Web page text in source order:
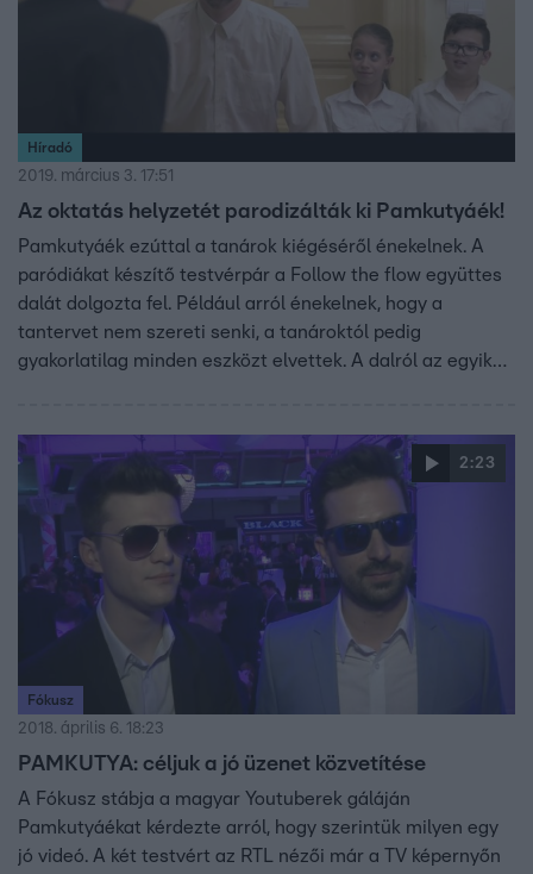
Híradó
2019. március 3. 17:51
Az oktatás helyzetét parodizálták ki Pamkutyáék!
Pamkutyáék ezúttal a tanárok kiégéséről énekelnek. A
paródiákat készítő testvérpár a Follow the flow együttes
dalát dolgozta fel. Például arról énekelnek, hogy a
tantervet nem szereti senki, a tanároktól pedig
gyakorlatilag minden eszközt elvettek. A dalról az egyik
2:23
Fókusz
2018. április 6. 18:23
PAMKUTYA: céljuk a jó üzenet közvetítése
A Fókusz stábja a magyar Youtuberek gáláján
Pamkutyáékat kérdezte arról, hogy szerintük milyen egy
jó videó. A két testvért az RTL nézői már a TV képernyőn